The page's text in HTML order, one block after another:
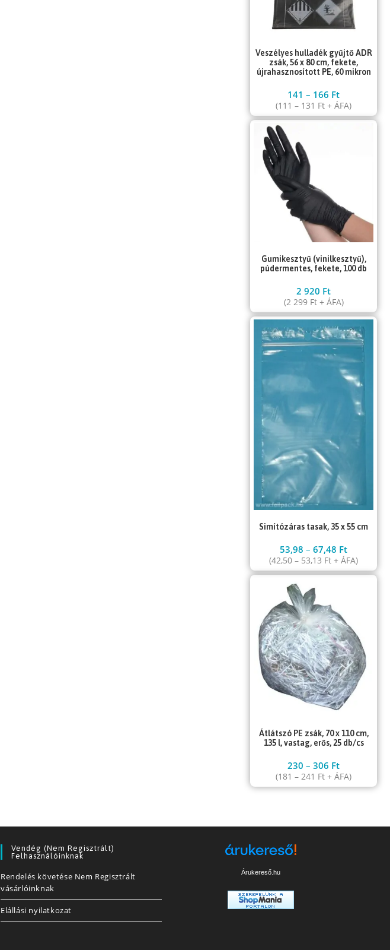
Veszélyes hulladék gyűjtő ADR
zsák, 56 x 80 cm, fekete,
újrahasznosított PE, 60 mikron
141– 166 Ft
(111– 131 Ft + ÁFA)
Gumikesztyű (vinilkesztyű),
púdermentes, fekete, 100 db
2 920 Ft
(2 299 Ft+ ÁFA)
Simítózáras tasak, 35 x 55 cm
53,98–67,48 Ft
(42,50– 53,13 Ft + ÁFA)
Átlátszó PE zsák, 70 x 110 cm,
135 l, vastag, erős, 25 db/cs
230–306 Ft
(181–241 Ft + ÁFA)
Vendég (nem Regisztrált)
Felhasználóinknak
Rendelés követése Nem Regisztrált
vásárlóinknak
Elállási nyilatkozat
Árukereső.hu